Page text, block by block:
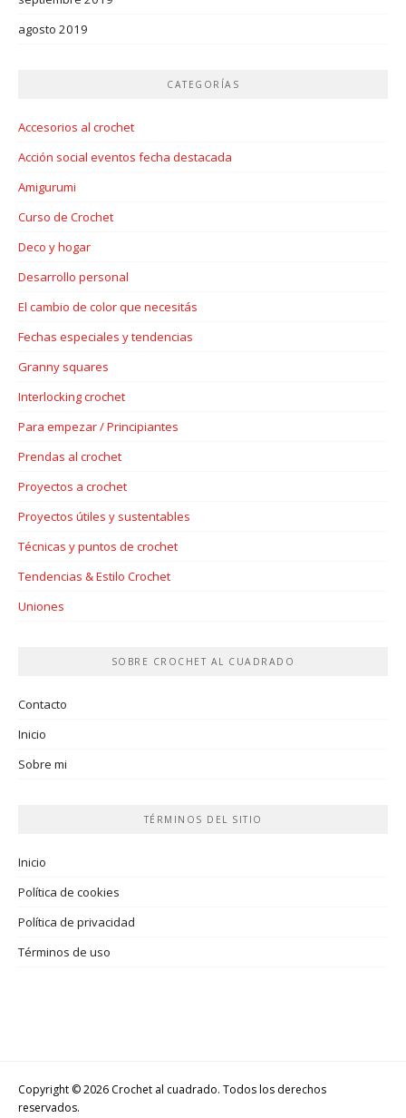
agosto 2019
CATEGORÍAS
Accesorios al crochet
Acción social eventos fecha destacada
Amigurumi
Curso de Crochet
Deco y hogar
Desarrollo personal
El cambio de color que necesitás
Fechas especiales y tendencias
Granny squares
Interlocking crochet
Para empezar / Principiantes
Prendas al crochet
Proyectos a crochet
Proyectos útiles y sustentables
Técnicas y puntos de crochet
Tendencias & Estilo Crochet
Uniones
SOBRE CROCHET AL CUADRADO
Contacto
Inicio
Sobre mi
TÉRMINOS DEL SITIO
Inicio
Política de cookies
Política de privacidad
Términos de uso
Copyright © 2026 Crochet al cuadrado. Todos los derechos
reservados.